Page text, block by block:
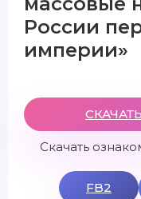
России
империи»
Скачать
FB2